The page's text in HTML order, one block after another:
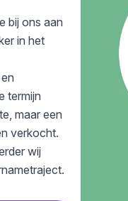
bij ons aan
in het
termijn
maar een
verkocht.
wij